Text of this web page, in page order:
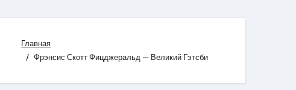
Главная
Фрэнсис Скотт Фицджеральд — Великий Гэтсби